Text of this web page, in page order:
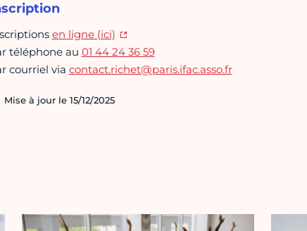
en ligne (ici)
téléphone au 01 44 24 36 59
courriel via contact.richet@paris.ifac.asso.fr
Mise à jour le 15/12/2025